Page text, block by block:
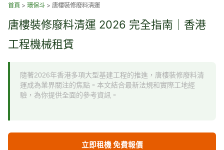
首頁 > 環保斗 > 唐樓裝修廢料清運
唐樓裝修廢料清運 2026 完全指南｜香港
工程機械租賃
隨著2026年香港多項大型基建工程的推進，唐樓裝修廢料清
運成為業界關注的焦點。本文結合最新法規和實際工地經
驗，為你提供全面的參考資訊。
立即租機 免費報價